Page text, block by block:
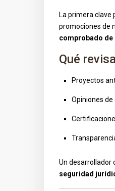
La primera clave
promociones de
comprobado de
Qué
Proyectos
Opiniones de
Un desarrollador
seguridad